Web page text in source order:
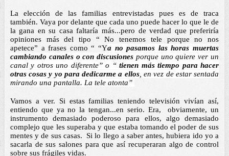
La elección de las familias entrevistadas pues es de traca
también. Vaya por delante que cada uno puede hacer lo que le de
la gana en su casa faltaría más...pero de verdad que preferiría
opiniones más del tipo “ No tenemos tele porque no nos
apetece” a frases como “ “Ya no pasamos las horas muertas
cambiando canales o con discusiones porque uno quiere ver un
canal y otros uno diferente” o “ tienen más tiempo para hacer
otras cosas y yo para dedicarme a ellos, en vez de estar sentada
mirando una pantalla. La tele atonta”
Vamos a ver. Si estas familias teniendo televisión vivían así,
entiendo que ya no la tengan...en serio. Era,  obviamente, un
instrumento demasiado poderoso para ellos, algo demasiado
complejo que les superaba y que estaba tomando el poder de sus
mentes y de sus casas.  Si lo llego a saber antes, hubiera ido yo a
sacarla de sus salones para que así recuperaran algo de control
sobre sus frágiles vidas.